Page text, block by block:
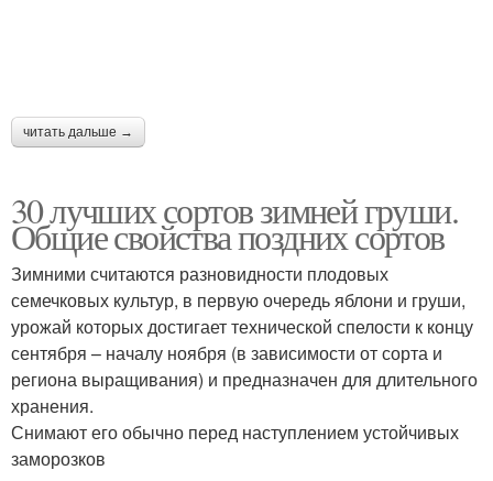
читать дальше →
30 лучших сортов зимней груши.
Общие свойства поздних сортов
Зимними считаются разновидности плодовых
семечковых культур, в первую очередь яблони и груши,
урожай которых достигает технической спелости к концу
сентября – началу ноября (в зависимости от сорта и
региона выращивания) и предназначен для длительного
хранения.
Снимают его обычно перед наступлением устойчивых
заморозков